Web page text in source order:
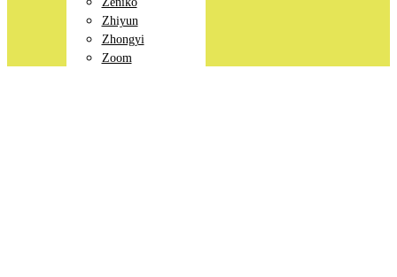
Zhiyun
Zhongyi
Zoom